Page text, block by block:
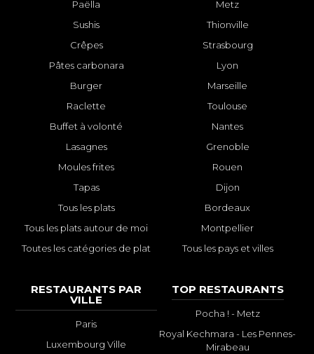
Paëlla
Sushis
Crêpes
Pâtes carbonara
Burger
Raclette
Buffet à volonté
Lasagnes
Moules frites
Tapas
Tous les plats
Tous les plats autour de moi
Toutes les catégories de plat
Metz
Thionville
Strasbourg
Lyon
Marseille
Toulouse
Nantes
Grenoble
Rouen
Dijon
Bordeaux
Montpellier
Tous les pays et villes
RESTAURANTS PAR
VILLE
Paris
Luxembourg Ville
TOP RESTAURANTS
Pocha ! - Metz
Royal Kechmara - Les Pennes-
Mirabeau